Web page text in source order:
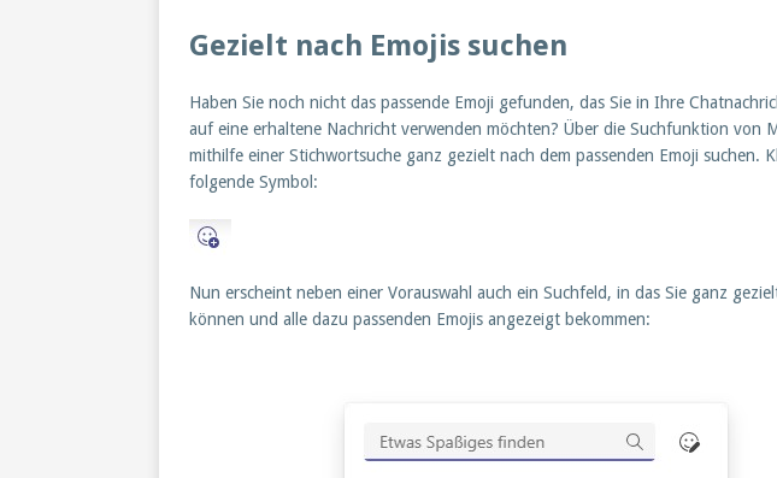
Gezielt nach Emojis suchen
Haben Sie noch nicht das passende Emoji gefunden, das Sie in Ihre
auf eine erhaltene Nachricht verwenden möchten? Über die Suchfunktion von
mithilfe einer Stichwortsuche ganz gezielt nach dem passenden Emoji suchen.
folgende Symbol:
Nun erscheint neben einer Vorauswahl auch ein Suchfeld, in das Sie ganz
können und alle dazu passenden Emojis angezeigt bekommen: